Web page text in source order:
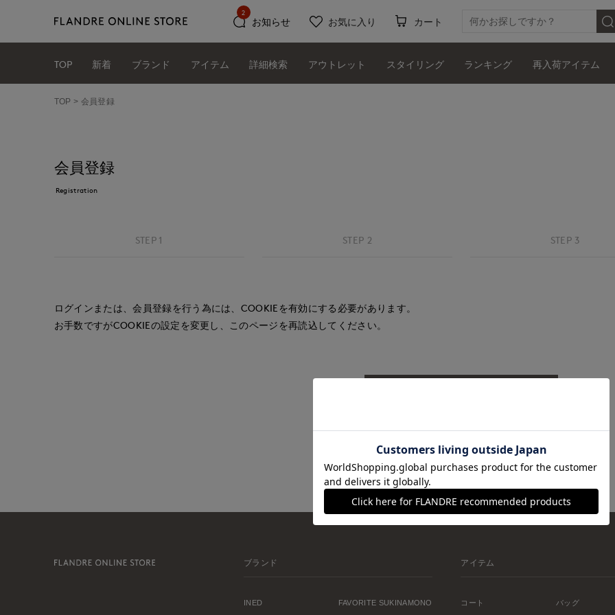
お知らせ
2
お気に入り カート
TOP 新着 ブランド アイテム 詳細検索 アウトレット スタイリング ランキング 再入荷アイテム
TOP 会員登録
会員登録
Registration
STEP 1 STEP 2 STEP 3
ログインまたは、会員登録を行う為には、COOKIEを有効にする必要があります。
お手数ですがCOOKIEの設定を変更し、このページを再読込してください。
ブランド
INED FAVORITE SUKINAMONO
アイテム
コート バッグ